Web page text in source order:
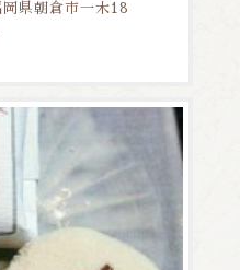
県朝倉市一木18